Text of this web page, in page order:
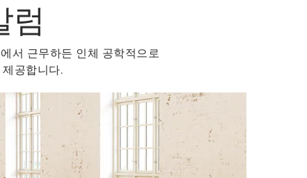
럼
서 근무하든 인체 공학적으로
공합니다.